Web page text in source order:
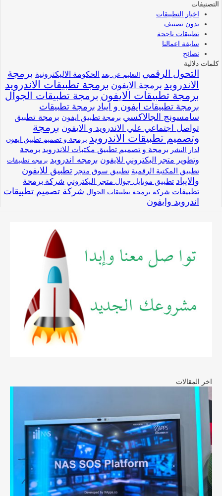
التصنيفات
اخبار التطبيقات
بدون تصنيف
تطبيقات ناجحة
سابقة اعمالنا
نصائح
كلمات دلالية
التحول الرقمي التعليم عن بعد الحكومة الاليكترونية برمجة
الاندرويد برمجة الايفون برمجة تطبيقات الاندرويد
برمجة تطبيقات الايفون برمجة تطبيقات الجوال
برمجة تطبيقات ايفون و ايباد برمجة تطبيقات
سامسونج الجالاكسي برمجة تطبيق ايفون برمجة تطبيق
تواصل اجتماعي علي الاندرويد و الايفون برمجة
وتصميم تطبيقات الاندرويد برمجة و تصميم تطبيق ايفون
لدار النشر برمجة و تصميم تطبيق مكتبات للاندرويد برمجة
وتطوير متجر اليكتروني للايفون برمجه اندرويد برمجه تطبيقات
تطبيق المكتبة الرقمية تطبيق سوق متجر تطبيق للايفون
والايباد تطبيق موبايل جوال متجر اليكتروني شركة برمجة
تطبيقات شركة برمجة تطبيقات الجوال شركة تصميم تطبيقات
اندرويد وايفون
اخر المقالات